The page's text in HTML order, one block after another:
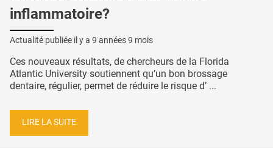
inflammatoire?
Actualité publiée il y a 9 années 9 mois
Ces nouveaux résultats, de chercheurs de la Florida
Atlantic University soutiennent qu’un bon brossage
dentaire, régulier, permet de réduire le risque d’ ...
LIRE LA SUITE